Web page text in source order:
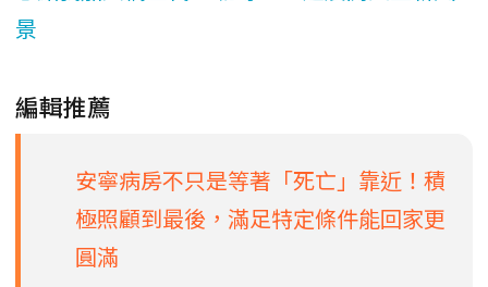
景
編輯推薦
安寧病房不只是等著「死亡」靠近！積
極照顧到最後，滿足特定條件能回家更
圓滿